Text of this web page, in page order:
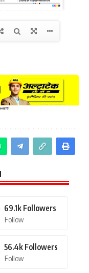
69.1k Followers
Follow
56.4k Followers
Follow